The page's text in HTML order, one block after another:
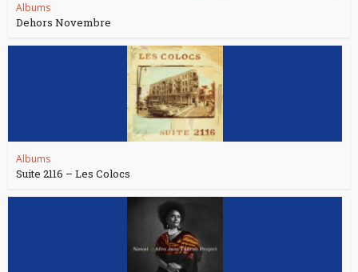
Albums
Dehors Novembre
Albums
Suite 2116 – Les Colocs